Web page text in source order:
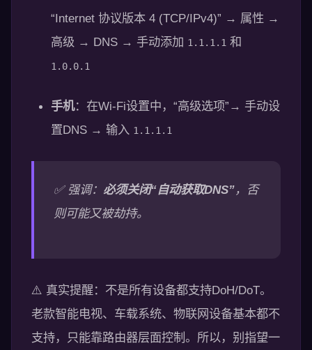
“Internet 协议版本 4 (TCP/IPv4)” → 属性 →
高级 → DNS → 手动添加 1.1.1.1 和
1.0.0.1
手机：在Wi-Fi设置中，“高级选项”→ 手动设
置DNS → 输入 1.1.1.1
✅ 强调： 必须关闭“自动获取DNS”，否
则可能又被劫持。
⚠️ 真实提醒：不是所有设备都支持DoH/DoT。
老款智能电视、车载系统、物联网设备基本都不
支持，只能靠路由器层面控制。所以，别指望一